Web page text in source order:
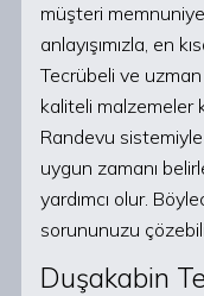
müşteri
anlayışımızla, en
Tecrübeli ve
kaliteli malzemeler
Randevu sistemiyle
uygun zamanı
yardımcı olur.
sorununuzu
Duşakabin